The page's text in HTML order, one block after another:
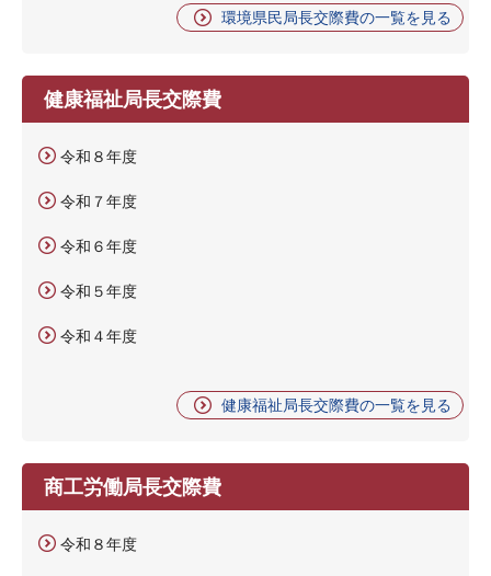
環境県民局長交際費の一覧を見る
健康福祉局長交際費
令和８年度
令和７年度
令和６年度
令和５年度
令和４年度
健康福祉局長交際費の一覧を見る
商工労働局長交際費
令和８年度